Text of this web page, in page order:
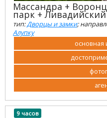
Массандра +
парк +
тип:Дворцы и замки;
Алупку
9 часов